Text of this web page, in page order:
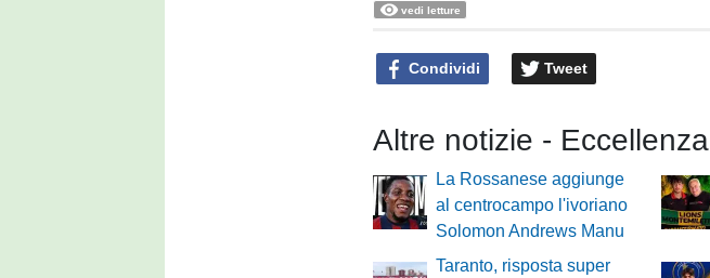
vedi letture
Condividi Tweet
Altre notizie - Eccellenza
La Rossanese aggiunge
al centrocampo l'ivoriano
Solomon Andrews Manu
Taranto, risposta super